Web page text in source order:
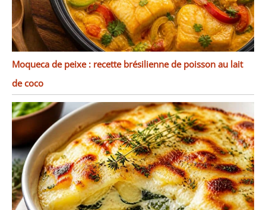
Moqueca de peixe : recette brésilienne de poisson au lait
de coco